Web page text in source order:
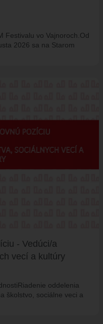
Festivalu vo Vajnoroch.Od
2026 sa na Starom
- Vedúci/a
vecí a kultúry
oddelenia
školstvo, sociálne veci a